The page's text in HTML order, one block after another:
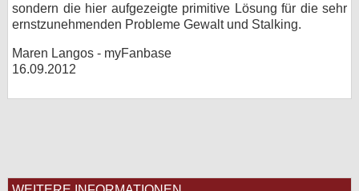
sondern die hier aufgezeigte primitive Lösung für die sehr
ernstzunehmenden Probleme Gewalt und Stalking.
Maren Langos - myFanbase
16.09.2012